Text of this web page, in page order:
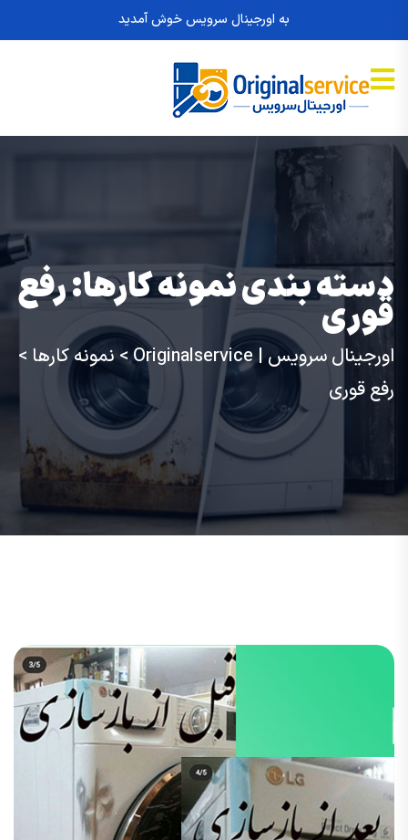
به اورجینال سرویس خوش آمدید
دسته بندی نمونه کارها:رفع
قوری
اورجینال سرویس | Originalservice >نمونه کارها >
رفع قوری